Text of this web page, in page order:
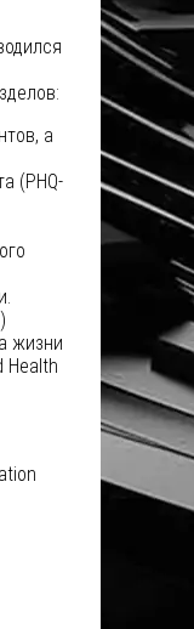
а
(PHQ-
жизни
Health